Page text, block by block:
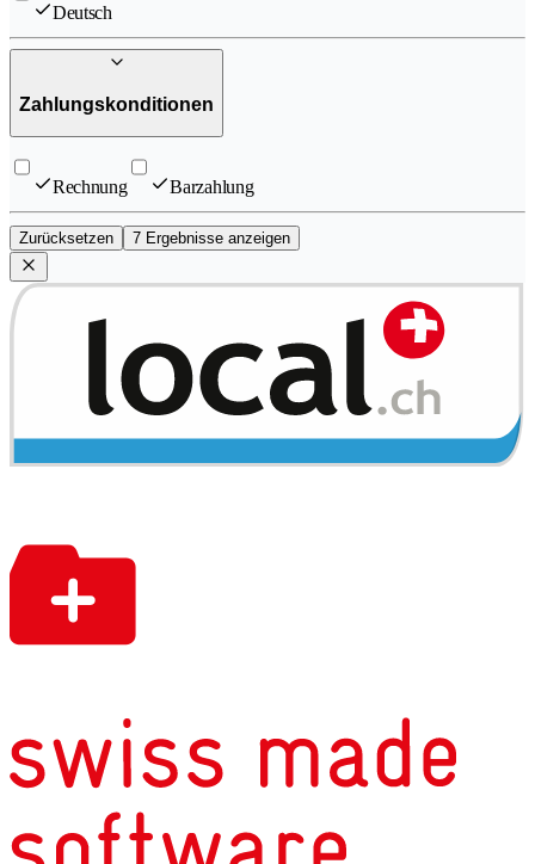
Deutsch
Zahlungskonditionen
Rechnung Barzahlung
Zurücksetzen 7 Ergebnisse anzeigen